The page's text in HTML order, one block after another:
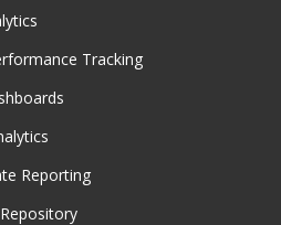
Tracking
Reporting